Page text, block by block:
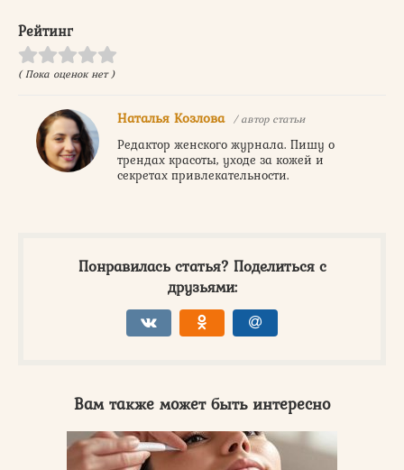
Рейтинг
( Пока оценок нет )
Наталья Козлова / автор статьи
Редактор женского журнала. Пишу о
трендах красоты, уходе за кожей и
секретах привлекательности.
Понравилась статья? Поделиться с
друзьями:
Вам также может быть интересно